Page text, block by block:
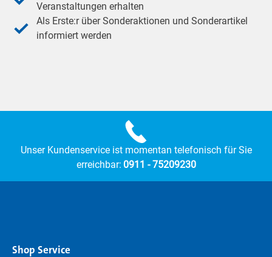
Veranstaltungen erhalten
Als Erste:r über Sonderaktionen und Sonderartikel
informiert werden
Unser Kundenservice ist momentan telefonisch für Sie
erreichbar: 0911 - 75209230
Shop Service